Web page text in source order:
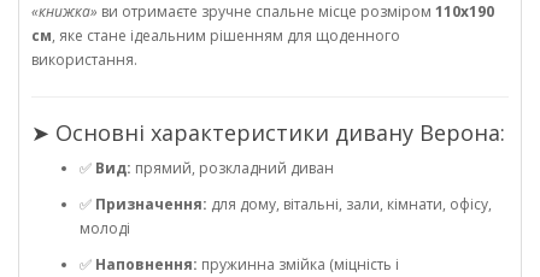
«книжка» ви отримаєте зручне спальне місце розміром 110х190
см, яке стане ідеальним рішенням для щоденного
використання.
➤ Основні характеристики дивану Верона:
✅ Вид: прямий, розкладний диван
✅ Призначення: для дому, вітальні, зали, кімнати, офісу,
молоді
✅ Наповнення: пружинна змійка (міцність і